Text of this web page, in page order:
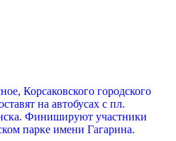
Корсаковского городского
на автобусах с пл.
Финишируют участники
парке имени Гагарина.